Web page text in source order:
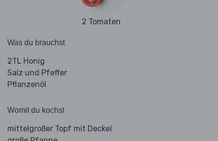
2 Tomaten
Was du brauchst
2TL Honig
Salz und Pfeffer
Pflanzenöl
Womit du kochst
mittelgroßer Topf mit Deckel